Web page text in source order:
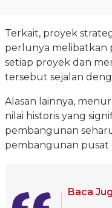
Terkait, proyek
perlunya melibatkan
setiap proyek dan
tersebut sejalan
Alasan lainnya,
nilai historis yang
pembangunan
pembangunan pusat
Baca